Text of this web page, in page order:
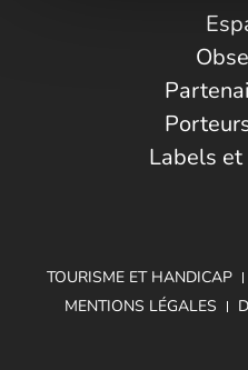
Labels
TOURISME ET HANDICAP
MENTIONS LÉGALES